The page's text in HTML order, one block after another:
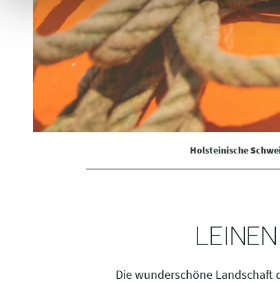
i
l
i
g
u
n
g
Holsteinische
Die wunderschöne Landschaft